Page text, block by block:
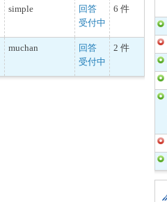
simple
回答
受付中
6 件
muchan
回答
受付中
2 件